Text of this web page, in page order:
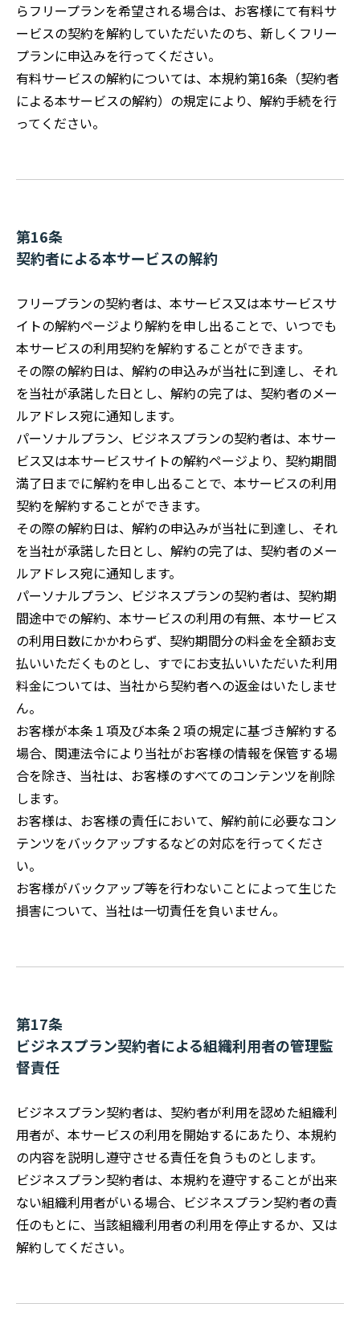
らフリープランを希望される場合は、お客様にて有料サ
ービスの契約を解約していただいたのち、新しくフリー
プランに申込みを行ってください。
有料サービスの解約については、本規約第16条（契約者
による本サービスの解約）の規定により、解約手続を行
ってください。
第16条
契約者による本サービスの解約
フリープランの契約者は、本サービス又は本サービスサ
イトの解約ページより解約を申し出ることで、いつでも
本サービスの利用契約を解約することができます。
その際の解約日は、解約の申込みが当社に到達し、それ
を当社が承諾した日とし、解約の完了は、契約者のメー
ルアドレス宛に通知します。
パーソナルプラン、ビジネスプランの契約者は、本サー
ビス又は本サービスサイトの解約ページより、契約期間
満了日までに解約を申し出ることで、本サービスの利用
契約を解約することができます。
その際の解約日は、解約の申込みが当社に到達し、それ
を当社が承諾した日とし、解約の完了は、契約者のメー
ルアドレス宛に通知します。
パーソナルプラン、ビジネスプランの契約者は、契約期
間途中での解約、本サービスの利用の有無、本サービス
の利用日数にかかわらず、契約期間分の料金を全額お支
払いいただくものとし、すでにお支払いいただいた利用
料金については、当社から契約者への返金はいたしませ
ん。
お客様が本条１項及び本条２項の規定に基づき解約する
場合、関連法令により当社がお客様の情報を保管する場
合を除き、当社は、お客様のすべてのコンテンツを削除
します。
お客様は、お客様の責任において、解約前に必要なコン
テンツをバックアップするなどの対応を行ってくださ
い。
お客様がバックアップ等を行わないことによって生じた
損害について、当社は一切責任を負いません。
第17条
ビジネスプラン契約者による組織利用者の管理監
督責任
ビジネスプラン契約者は、契約者が利用を認めた組織利
用者が、本サービスの利用を開始するにあたり、本規約
の内容を説明し遵守させる責任を負うものとします。
ビジネスプラン契約者は、本規約を遵守することが出来
ない組織利用者がいる場合、ビジネスプラン契約者の責
任のもとに、当該組織利用者の利用を停止するか、又は
解約してください。